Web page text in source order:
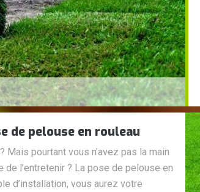
de pelouse en rouleau
Mais pourtant vous n’avez pas la main
l’entretenir ? La pose de pelouse en
d’installation, vous aurez votre